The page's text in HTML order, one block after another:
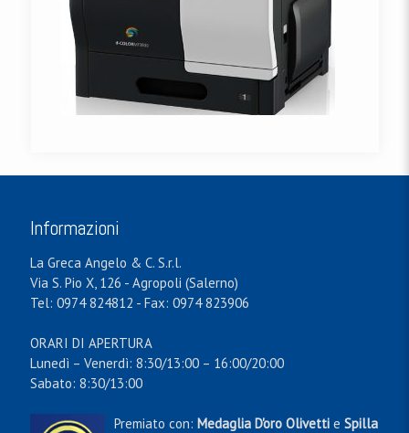
Informazioni
La Greca Angelo & C. S.r.l.
Via S. Pio X, 126 - Agropoli (Salerno)
Tel: 0974 824812 - Fax: 0974 823906
ORARI DI APERTURA
Lunedì – Venerdì: 8:30/13:00 – 16:00/20:00
Sabato: 8:30/13:00
Premiato con: Medaglia D'oro Olivetti e Spilla